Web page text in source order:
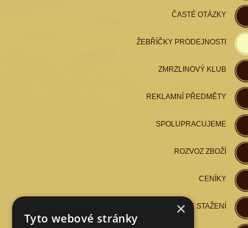
ČASTÉ OTÁZKY
ŽEBŘÍČKY PRODEJNOSTI
ZMRZLINOVÝ KLUB
REKLAMNÍ PŘEDMĚTY
SPOLUPRACUJEME
ROZVOZ ZBOŽÍ
CENÍKY
SOUBORY KE STAŽENÍ
×
Tyto webové stránky